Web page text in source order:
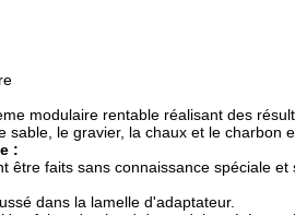
modulaire rentable réalisant des
le gravier, la chaux et le charbon
:
être faits sans connaissance spéciale
dans la lamelle d'adaptateur.